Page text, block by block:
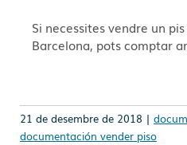
Si necessites vendre un
Barcelona, pots comptar
21 de desembre de 2018 |
documentación vender piso